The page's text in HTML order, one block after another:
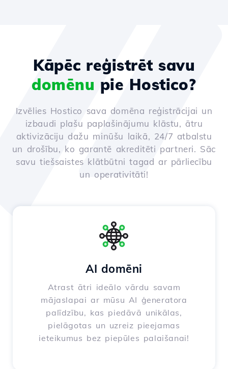
Kāpēc reģistrēt savu
domēnu pie Hostico?
Izvēlies Hostico sava domēna reģistrācijai un
izbaudi plašu paplašinājumu klāstu, ātru
aktivizāciju dažu minūšu laikā, 24/7 atbalstu
un drošību, ko garantē akreditēti partneri. Sāc
savu tiešsaistes klātbūtni tagad ar pārliecību
un operativitāti!
AI domēni
Atrast ātri ideālo vārdu savam
mājaslapai ar mūsu AI ģeneratora
palīdzību, kas piedāvā unikālas,
pielāgotas un uzreiz pieejamas
ieteikumus bez piepūles palaišanai!